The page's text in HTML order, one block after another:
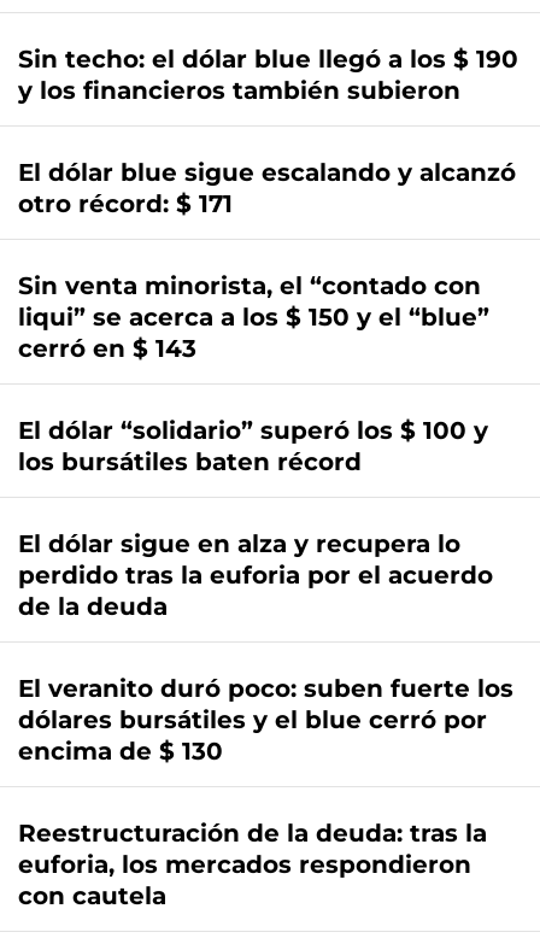
Sin techo: el dólar blue llegó a los $ 190
y los financieros también subieron
El dólar blue sigue escalando y alcanzó
otro récord: $ 171
Sin venta minorista, el “contado con
liqui” se acerca a los $ 150 y el “blue”
cerró en $ 143
El dólar “solidario” superó los $ 100 y
los bursátiles baten récord
El dólar sigue en alza y recupera lo
perdido tras la euforia por el acuerdo
de la deuda
El veranito duró poco: suben fuerte los
dólares bursátiles y el blue cerró por
encima de $ 130
Reestructuración de la deuda: tras la
euforia, los mercados respondieron
con cautela